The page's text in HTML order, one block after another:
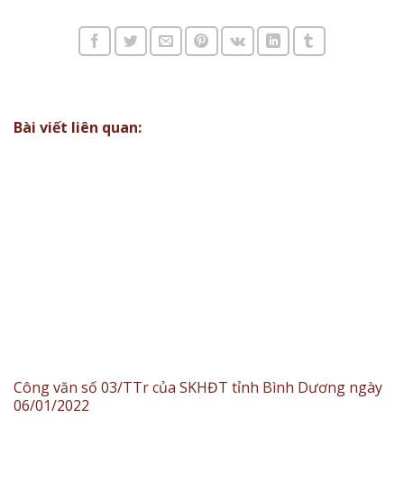
Bài viết liên quan:
Công văn số 03/TTr của SKHĐT tỉnh Bình Dương ngày
06/01/2022